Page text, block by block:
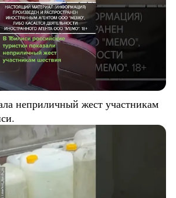
неприличный жест участникам